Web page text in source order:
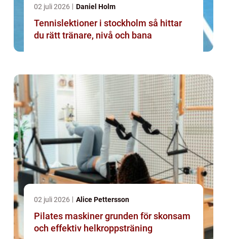
02 juli 2026 Daniel Holm
Tennislektioner i stockholm så hittar
du rätt tränare, nivå och bana
02 juli 2026 Alice Pettersson
Pilates maskiner grunden för skonsam
och effektiv helkroppsträning